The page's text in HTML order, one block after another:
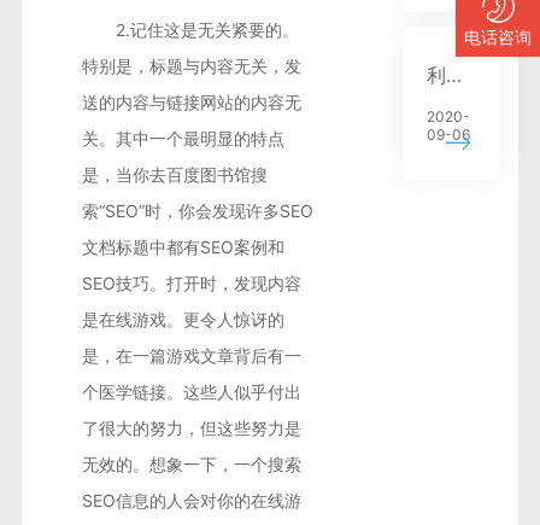
2.记住这是无关紧要的。
特别是，标题与内容无关，发
送的内容与链接网站的内容无
关。其中一个最明显的特点
是，当你去百度图书馆搜
索“SEO”时，你会发现许多SEO
文档标题中都有SEO案例和
SEO技巧。打开时，发现内容
是在线游戏。更令人惊讶的
是，在一篇游戏文章背后有一
个医学链接。这些人似乎付出
了很大的努力，但这些努力是
无效的。想象一下，一个搜索
SEO信息的人会对你的在线游
利用SEO优化网站建设布局
2020-
09-06
电话咨询